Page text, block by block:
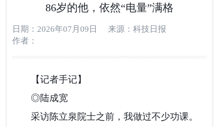
86岁的他，依然“电量”满格
日期：2026年07月09日
来源：科技日报
作者：
【记者手记】
◎陆成宽
采访陈立泉院士之前，我做过不少功课。